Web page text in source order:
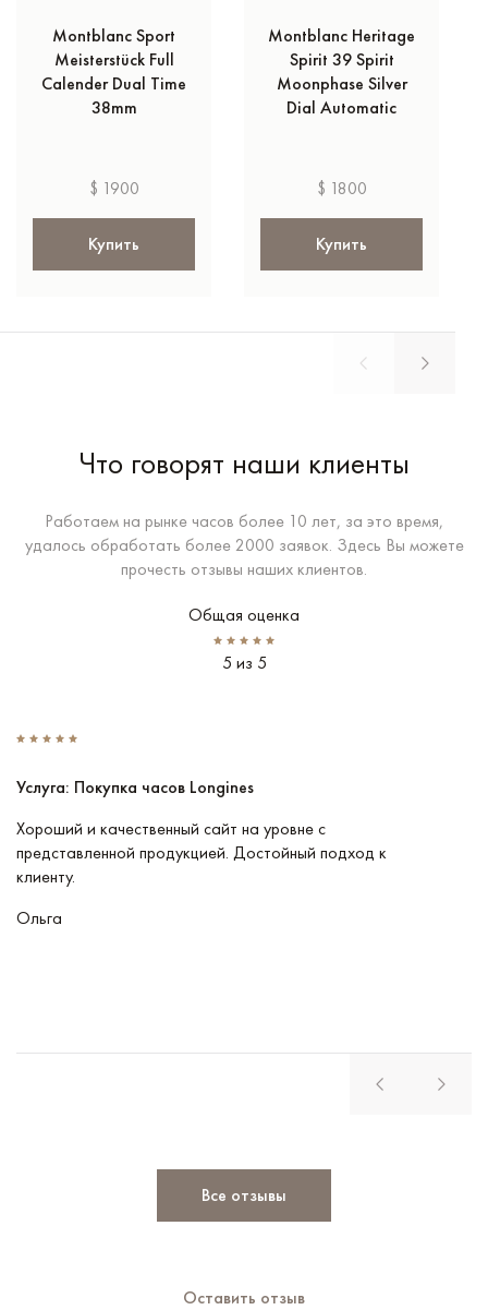
Montblanc Sport
Meisterstück Full
Calender Dual Time
38mm
$ 1900
Купить
Montblanc Heritage
Spirit 39 Spirit
Moonphase Silver
Dial Automatic
$ 1800
Купить
Что говорят наши клиенты
Работаем на рынке часов более 10 лет, за это время,
удалось обработать более 2000 заявок. Здесь Вы можете
прочесть отзывы наших клиентов.
Общая оценка
5 из 5
Услуга: Покупка часов Longines
Хороший и качественный сайт на уровне с
представленной продукцией. Достойный подход к
клиенту.
Ольга
Все отзывы
Оставить отзыв